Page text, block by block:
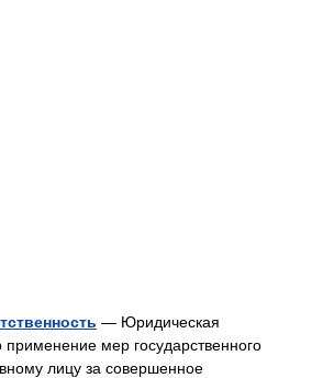
— Юридическая
применение мер государственного
лицу за совершенное